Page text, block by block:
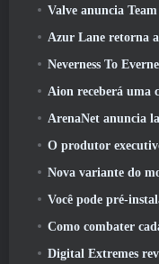
Valve anuncia Team
Azur Lane retorna
Neverness To
Aion receberá uma classe
ArenaNet anuncia
O produtor executivo da STO, Thomas Marrone,
Nova variante do modo
Você pode pré-
Como combater
Digital Extremes revela o